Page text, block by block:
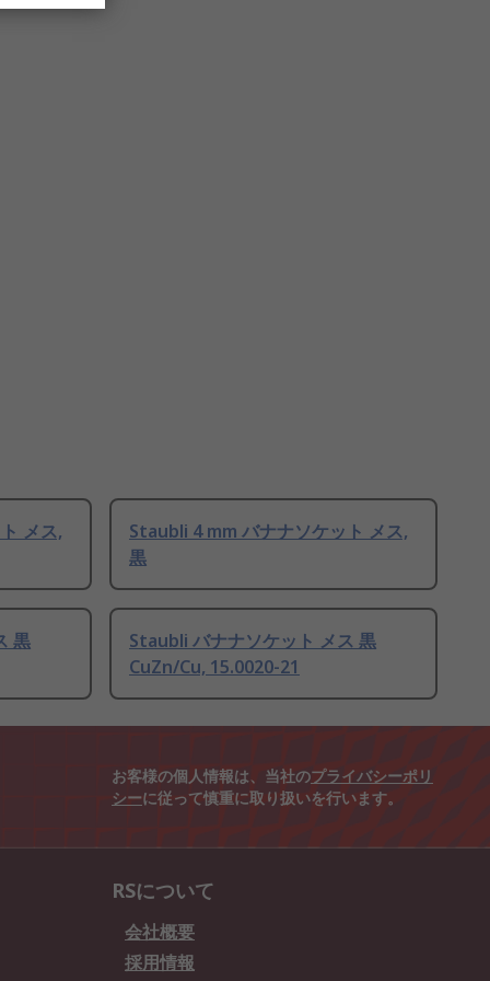
メス,
Staubli 4 mm バナナソケット メス,
黒
黒
Staubli バナナソケット メス 黒
CuZn/Cu, 15.0020-21
お客様の個人情報は、当社のプライバシーポリ
シーに従って慎重に取り扱いを行います。
RSについて
会社概要
採用情報